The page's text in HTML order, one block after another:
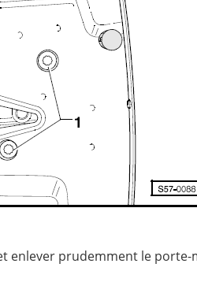
enlever prudemment le porte-